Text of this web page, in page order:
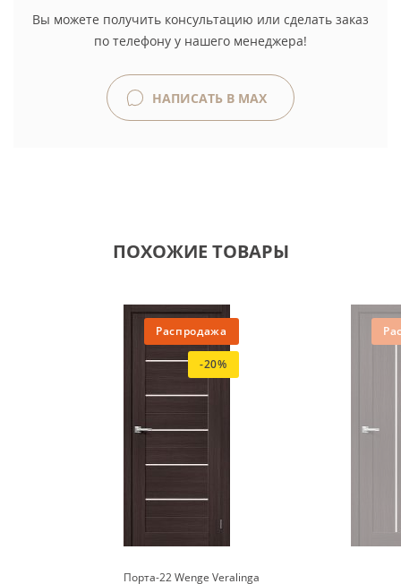
Вы можете получить консультацию или сделать заказ
по телефону у нашего менеджера!
НАПИСАТЬ В MAX
ПОХОЖИЕ ТОВАРЫ
Распродажа
-20%
Порта-22 Wenge Veralinga